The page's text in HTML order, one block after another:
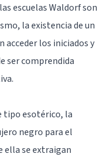
escuelas Waldorf son
la existencia de un
acceder los iniciados y
ser comprendida
tipo esotérico, la
negro para el
ella se extraigan